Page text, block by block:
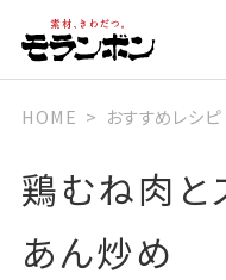
HOME おすすめレシピ
鶏むね肉と
あん炒め